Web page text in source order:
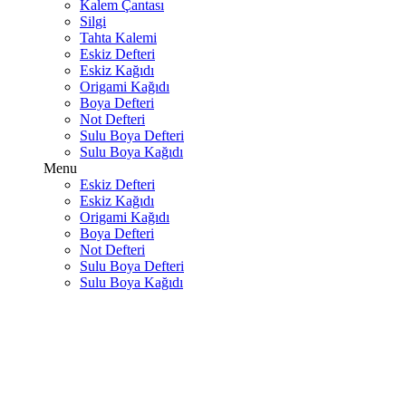
Kalem Çantası
Silgi
Tahta Kalemi
Eskiz Defteri
Eskiz Kağıdı
Origami Kağıdı
Boya Defteri
Not Defteri
Sulu Boya Defteri
Sulu Boya Kağıdı
Menu
Eskiz Defteri
Eskiz Kağıdı
Origami Kağıdı
Boya Defteri
Not Defteri
Sulu Boya Defteri
Sulu Boya Kağıdı